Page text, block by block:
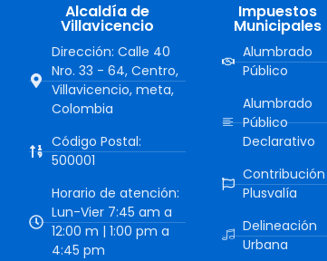
Alcaldía de
Villavicencio
Dirección: Calle 40
Nro. 33 - 64, Centro,
Villavicencio, meta,
Colombia
Código Postal:
500001
Horario de atención:
Lun-Vier 7:45 am a
12:00 m | 1:00 pm a
4:45 pm
Impuestos
Municipales
Alumbrado
Público
Alumbrado
Público
Declarativo
Contribución
Plusvalía
Delineación
Urbana